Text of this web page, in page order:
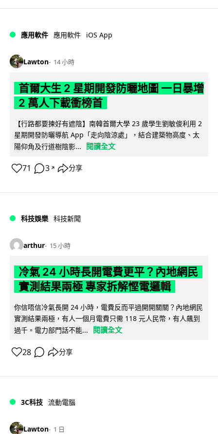
應用軟件 應用軟件 iOS App
Lawton 14 小時
首爾大生 2 星期開發防曬地圖 一日暴增
2 萬人下載衝榜首
【行路都要揀好有遮陰】南韓首爾大學 23 歲學生劉敏俊利用 2
星期開發防曬導航 App「走向陰涼處」，結合建築物高度、太
陽仰角及行道樹陰影...
閱讀全文
71 3 ↗ 分享
科技娛樂 科技新聞
arthur 15 小時
冷氣 24 小時長開電費更平？內地網民
實測結果兩極 專家拆解慳電邏輯
你信唔信冷氣長開 24 小時，電費反而平過開開關關？內地網民
實測結果兩極，有人一個月電費只需 118 元人民幣，有人飆到
過千。電力部門話不能...
閱讀全文
28 分享
3C科技 流動電腦
Lawton 1 日